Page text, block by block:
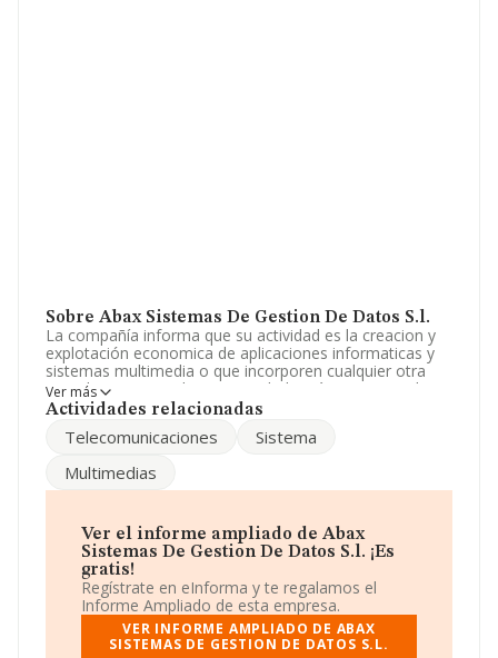
Sobre Abax Sistemas De Gestion De Datos S.l.
La compañía informa que su actividad es la creacion y
explotación economica de aplicaciones informaticas y
sistemas multimedia o que incorporen cualquier otra
tecnologia avanzada. La sociedad está inscrita en el
Registro Mercantil como Sociedad Limitada. Clasifica su
compañía no tiene actividad en mercados exteriores.
Es posible ponerse en contacto con la empresa a través
del teléfono 914130356.
La compañíaAbax Sistemas de Gestión de Datos
, con número de identificación fiscal B82046194, se
encuentra en Calle Alfonso Xii núm. 48 7 D, (28014), en
el municipio de Madrid, Madrid.
En relación con el sector y disponiendo de los datos de
hasta 25.469 empresas, a nivel nacional la facturación
Ver más
Actividades relacionadas
Telecomunicaciones
Sistema
Multimedias
Ver el informe ampliado de Abax
Sistemas De Gestion De Datos S.l. ¡Es
gratis!
Regístrate en eInforma y te regalamos el
Informe Ampliado de esta empresa.
VER INFORME AMPLIADO DE ABAX
SISTEMAS DE GESTION DE DATOS S.L.